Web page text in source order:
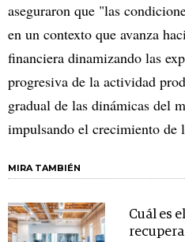
aseguraron que "las
en un contexto que avanza
financiera dinamizando las
progresiva de la actividad
gradual de las dinámicas del
impulsando el crecimiento de
MIRA TAMBIÉN
Cuál es